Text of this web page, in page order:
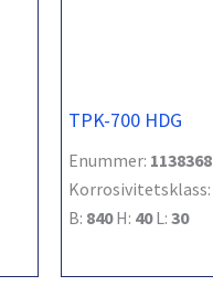
TPK-700 HDG
Enummer: 1138368
Korrosivitetsklass:
B: 840H: 40L: 30